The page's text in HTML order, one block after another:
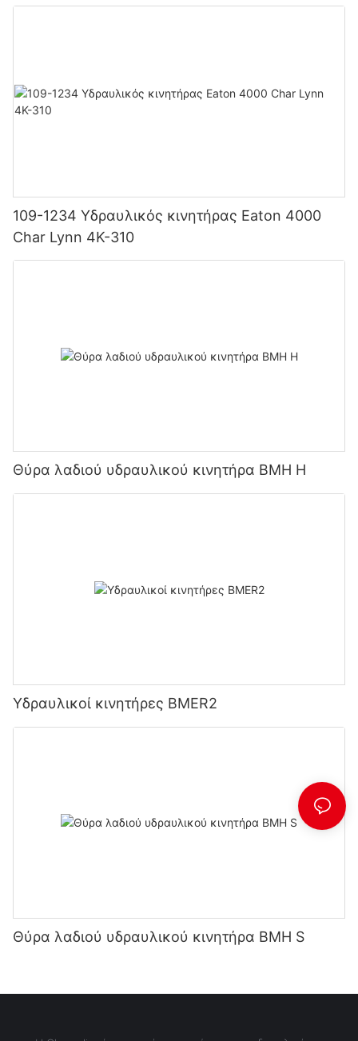
109-1234 Υδραυλικός κινητήρας Eaton 4000
Char Lynn 4K-310
Θύρα λαδιού υδραυλικού κινητήρα BMH H
Υδραυλικοί κινητήρες BMER2
Θύρα λαδιού υδραυλικού κινητήρα BMH S